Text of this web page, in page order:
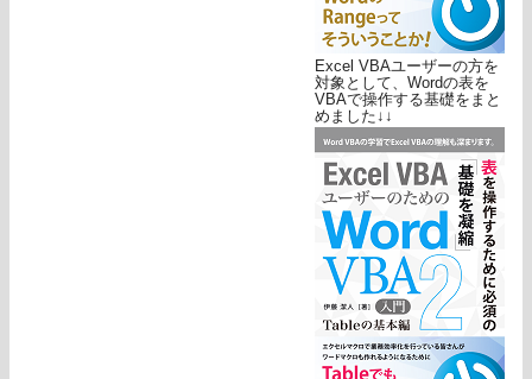
Excel VBAユーザーの方を
対象として、Wordの表を
VBAで操作する基礎をまと
めました↓↓